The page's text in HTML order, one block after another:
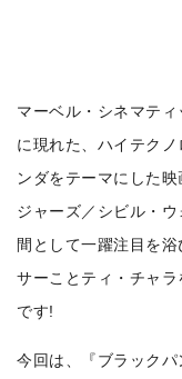
マーベル・シネマテ
に現れた、ハイテク
ンダをテーマにした
ジャーズ／シビル・
間として一躍注目を
サーことティ・チャ
です!
今回は、『ブラック